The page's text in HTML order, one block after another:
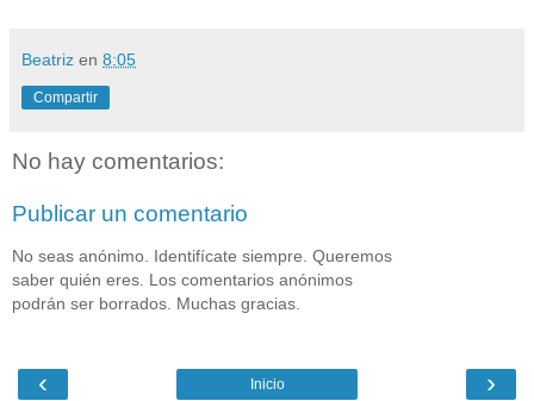
Beatriz en 8:05
Compartir
No hay comentarios:
Publicar un comentario
No seas anónimo. Identifícate siempre. Queremos
saber quién eres. Los comentarios anónimos
podrán ser borrados. Muchas gracias.
‹ ›
Inicio